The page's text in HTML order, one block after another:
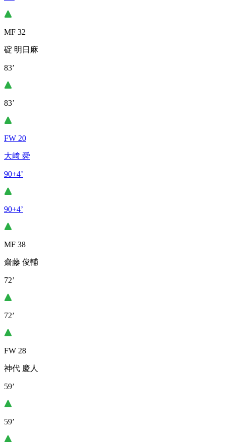
MF 32
碇 明日麻
83’
83’
FW 20
大﨑 舜
90+4’
90+4’
MF 38
齋藤 俊輔
72’
72’
FW 28
神代 慶人
59’
59’